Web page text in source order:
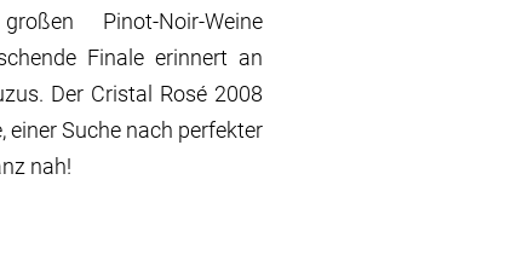
Pinot-Noir-Weine
Finale erinnert an
Der Cristal Rosé 2008
einer Suche nach perfekter
nah!